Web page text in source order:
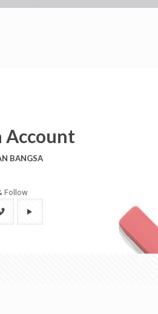
Account
BANGSA
Follow